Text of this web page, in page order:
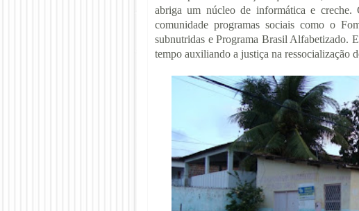
abriga um núcleo de informática e
comunidade programas sociais como o
subnutridas e Programa Brasil Alfabetizado.
tempo auxiliando a justiça na ressocialização